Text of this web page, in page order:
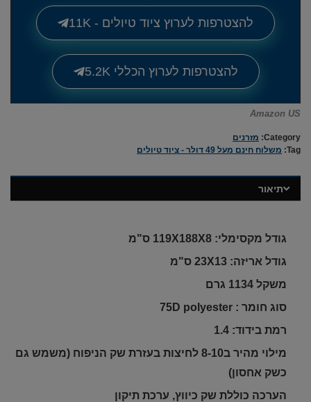
להצטרפות לערוץ ציוד טיולים - 11K
להצטרפות לערוץ הכללי 5.2K
Amazon US
Category: מזרנים
Tag: משלוח חינם מעל 49 דולר - ציוד טיולים
תיאור
גודל מקסימלי: 119X188X8 ס"מ
גודל אריזה: 23X13 ס"מ
משקל 1134 גרם
סוג חומר : 75D polyester
רמת בידוד: 1.4
מילוי מהיר ב8-10 לחיצות בעזרת שק הניפוח (משמש גם
כשק אחסון)
הערכה כוללת שק כיווץ, ערכת תיקון